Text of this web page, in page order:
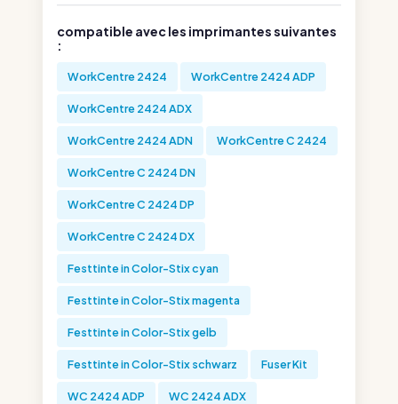
compatible avec les imprimantes suivantes
:
WorkCentre 2424 WorkCentre 2424 ADP
WorkCentre 2424 ADX
WorkCentre 2424 ADN WorkCentre C 2424
WorkCentre C 2424 DN
WorkCentre C 2424 DP
WorkCentre C 2424 DX
Festtinte in Color-Stix cyan
Festtinte in Color-Stix magenta
Festtinte in Color-Stix gelb
Festtinte in Color-Stix schwarz Fuser Kit
WC 2424 ADP WC 2424 ADX